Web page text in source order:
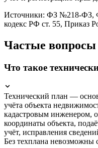
Источники: ФЗ №218-ФЗ,
кодекс РФ ст. 55, Приказ
Частые вопросы
Что такое
Технический план —
учёта объекта
кадастровым инженером,
координаты объекта,
учёт, исправления
Без техплана невозможны